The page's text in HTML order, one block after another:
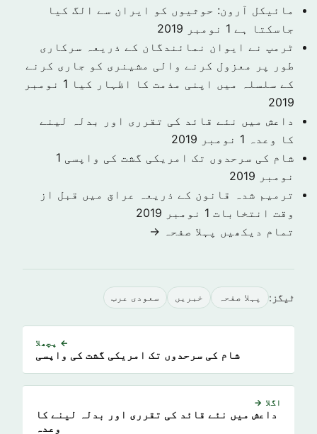
مائیکل آرون: حوثیوں کو ایران سے الگ کیا
جاسکتا ہے 1 نومبر 2019
ٹرمپ نے ایوان نمائندگان کے ذریعہ سرکاری
طور پر معزول کرنے والی مشینری کو جاری کرنے
کے سلسلہ میں اپنی مذمت کا اظہار کیا
1 نومبر
2019
داعش میں نئے قائد کی تقرری اور بدلہ لینے
کا وعدہ 1 نومبر 2019
شام کی سرحدوں تک امریکی گشت کی واپسی 1
نومبر 2019
ترمیم شدہ قانون کے ذریعہ عراق میں قبل از
وقت انتخابات 1 نومبر 2019
تمام دیکھیں پہلا صفحہ →
ٹیگز: پہلا صفحہ خبريں سعودى عرب
← پچھلا
شام کی سرحدوں تک امریکی گشت کی واپسی
اگلا →
داعش میں نئے قائد کی تقرری اور بدلہ لینے کا
وعدہ